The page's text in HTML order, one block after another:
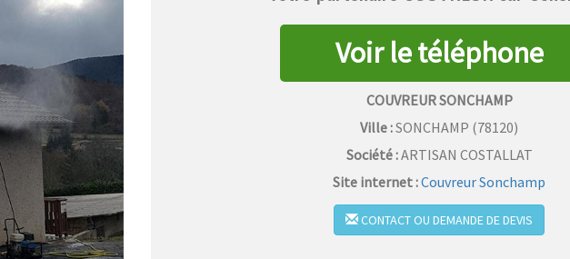
COUVREUR SONCHAMP
Ville :SONCHAMP (78120)
Société :ARTISAN COSTALLAT
Site internet :Couvreur Sonchamp
CONTACT OU DEMANDE DE DEVIS